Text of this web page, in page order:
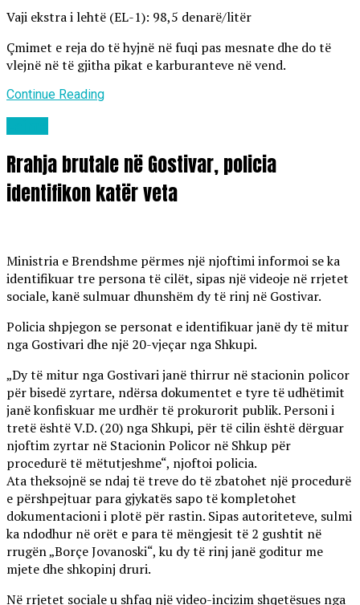
Vaji ekstra i lehtë (EL-1): 98,5 denarë/litër
Çmimet e reja do të hyjnë në fuqi pas mesnate dhe do të
vlejnë në të gjitha pikat e karburanteve në vend.
Continue Reading
Rrahja brutale në Gostivar, policia
identifikon katër veta
Ministria e Brendshme përmes një njoftimi informoi se ka
identifikuar tre persona të cilët, sipas një videoje në rrjetet
sociale, kanë sulmuar dhunshëm dy të rinj në Gostivar.
Policia shpjegon se personat e identifikuar janë dy të mitur
nga Gostivari dhe një 20-vjeçar nga Shkupi.
„Dy të mitur nga Gostivari janë thirrur në stacionin policor
për bisedë zyrtare, ndërsa dokumentet e tyre të udhëtimit
janë konfiskuar me urdhër të prokurorit publik. Personi i
tretë është V.D. (20) nga Shkupi, për të cilin është dërguar
njoftim zyrtar në Stacionin Policor në Shkup për
procedurë të mëtutjeshme“, njoftoi policia.
Ata theksojnë se ndaj të treve do të zbatohet një procedurë
e përshpejtuar para gjykatës sapo të kompletohet
dokumentacioni i plotë për rastin. Sipas autoriteteve, sulmi
ka ndodhur në orët e para të mëngjesit të 2 gushtit në
rrugën „Borçe Jovanoski“, ku dy të rinj janë goditur me
mjete dhe shkopinj druri.
Në rrjetet sociale u shfaq një video-incizim shqetësues nga